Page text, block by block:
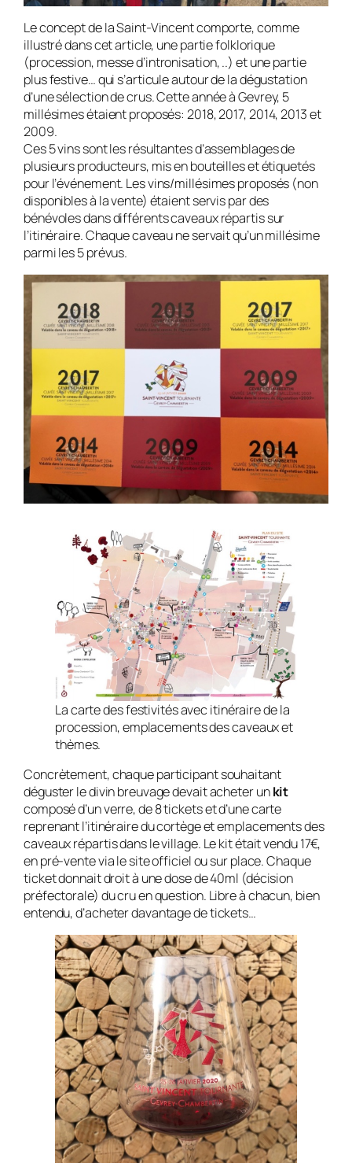
Le concept de la Saint-Vincent comporte, comme
illustré dans cet article, une partie folklorique
(procession, messe d’intronisation, ..) et une partie
plus festive… qui s’articule autour de la dégustation
d’une sélection de crus. Cette année à Gevrey, 5
millésimes étaient proposés: 2018, 2017, 2014, 2013 et
2009.
Ces 5 vins sont les résultantes d’assemblages de
plusieurs producteurs, mis en bouteilles et étiquetés
pour l’événement. Les vins/millésimes proposés (non
disponibles à la vente) étaient servis par des
bénévoles dans différents caveaux répartis sur
l’itinéraire. Chaque caveau ne servait qu’un millésime
parmi les 5 prévus.
La carte des festivités avec itinéraire de la
procession, emplacements des caveaux et
thèmes.
Concrètement, chaque participant souhaitant
déguster le divin breuvage devait acheter unkit
composé d’un verre, de 8 tickets et d’une carte
reprenant l’itinéraire du cortège et emplacements des
caveaux répartis dans le village. Le kit était vendu 17€,
en pré-vente via le site officiel ou sur place. Chaque
ticket donnait droit à une dose de 40ml (décision
préfectorale) du cru en question. Libre à chacun, bien
entendu, d’acheter davantage de tickets…